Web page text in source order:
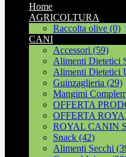
Home
AGRICOLTURA
Raccolta olive (0)
CANI
Accessori (59)
Alimenti Dietetici
Alimenti Dietetici
Guinzaglieria (29)
Mangimi
OFFERTA
OFFERTA
ROYAL CANIN
Snack (42)
Alimenti Secchi